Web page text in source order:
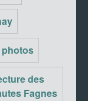
photos
des
Fagnes